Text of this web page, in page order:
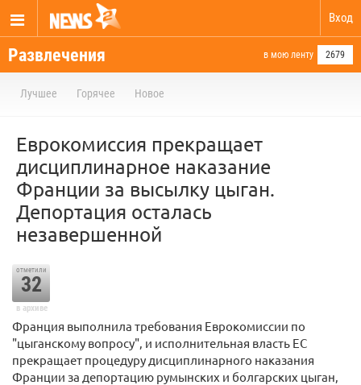
Вход
Развлечения в мою ленту 2679
Лучшее Горячее Новое
Еврокомиссия прекращает
дисциплинарное наказание
Франции за высылку цыган.
Депортация осталась
незавершенной
отметили
32
в архиве
Франция выполнила требования Еврокомиссии по
"цыганскому вопросу", и исполнительная власть ЕС
прекращает процедуру дисциплинарного наказания
Франции за депортацию румынских и болгарских цыган,